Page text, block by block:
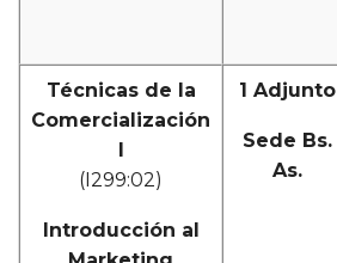
Técnicas de la
Comercialización
I
(I299:02)
Introducción al
1 Adjunto
Sede Bs.
As.